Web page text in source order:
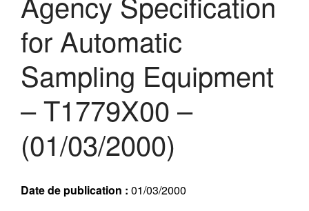
Réalisations récentes
Galerie
Actualité
Lettres d’information (FR)
Newsletters (EN)
Abonné
for Automatic
Sampling Equipment
– T1779X00 –
(01/03/2000)
Date de publication : 01/03/2000